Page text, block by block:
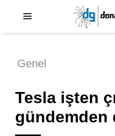
Genel
Tesla işten
gündemden